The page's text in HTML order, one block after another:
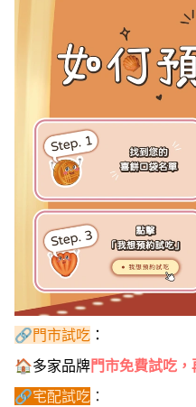
🔗門市試吃 ：
🏠多家品牌門市免費試吃
🔗宅配試吃 ：